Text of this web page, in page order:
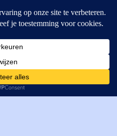
van onze diensten. Door
gaat u akkoord met ons